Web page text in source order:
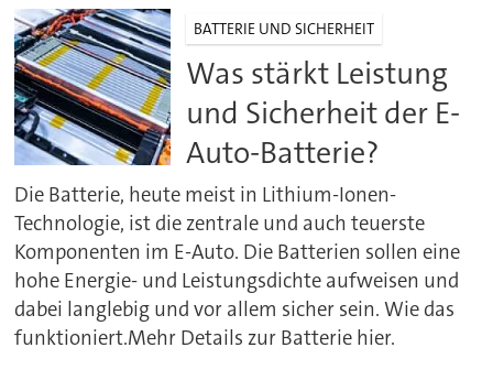
BATTERIE UND SICHERHEIT
Was stärkt Leistung
und Sicherheit der E-
Auto-Batterie?
Die Batterie, heute meist in Lithium-Ionen-
Technologie, ist die zentrale und auch teuerste
Komponenten im E-Auto. Die Batterien sollen eine
hohe Energie- und Leistungsdichte aufweisen und
dabei langlebig und vor allem sicher sein. Wie das
funktioniert.Mehr Details zur Batterie hier.